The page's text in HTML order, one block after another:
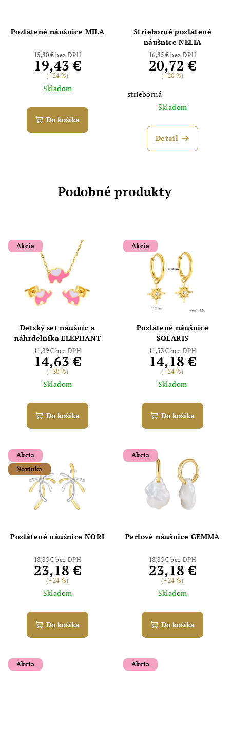
Pozlátené náušnice MILA
15,80 € bez DPH
19,43 €
(–24 %)
Skladom
Do košíka
Strieborné pozlátené
náušnice NELIA
16,85 € bez DPH
20,72 €
(–20 %)
strieborná
Skladom
Detail
Podobné produkty
Akcia
Detský set náušníc a
náhrdelníka ELEPHANT
11,89 € bez DPH
14,63 €
(–30 %)
Skladom
Do košíka
Akcia
Pozlátené náušnice
SOLARIS
11,53 € bez DPH
14,18 €
(–24 %)
Skladom
Do košíka
Akcia
Novinka
Pozlátené náušnice NORI
18,85 € bez DPH
23,18 €
(–24 %)
Skladom
Do košíka
Akcia
Perlové náušnice GEMMA
18,85 € bez DPH
23,18 €
(–24 %)
Skladom
Do košíka
Akcia Akcia